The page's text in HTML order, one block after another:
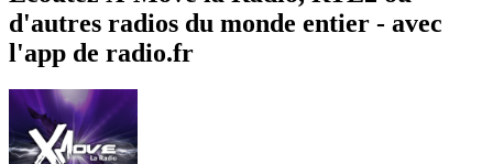
d'autres radios du monde entier - avec
l'app de radio.fr